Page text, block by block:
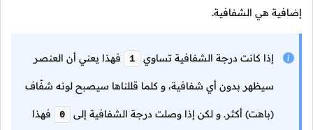
إضافية هي الشفافية.
إذا كانت درجة الشفافية تساوي 1 فهذا يعني أن العنصر
سيظهر بدون أي شفافية، و كلما قللناها سيصبح لونه شفّاف
(باهت) أكثر. و لكن إذا وصلت درجة الشفافية إلى 0 فهذا